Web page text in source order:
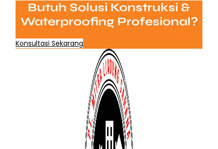
Butuh Solusi Konstruksi &
Waterproofing Profesional?
Konsultasi Sekarang